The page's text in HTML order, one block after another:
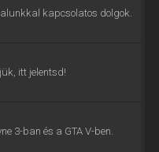
kapcsolatos dolgok.
itt jelentsd!
3-ban és a GTA V-ben.